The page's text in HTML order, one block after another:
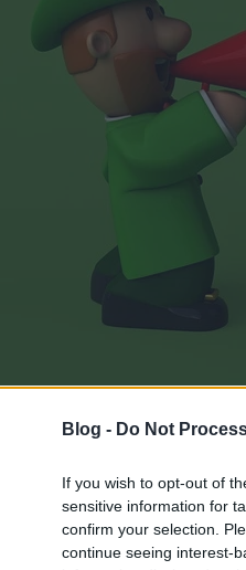
Blog - Do Not
If you wish to opt-out of
sensitive information for
confirm your selection.
continue seeing interest-
a Békemeneten a
bizonyára sokan
EU-hoz való viszonya, dea